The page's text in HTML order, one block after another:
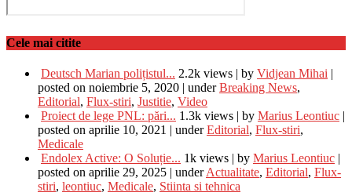
Cele mai citite
Deutsch Marian polițistul... 2.2k views | by Vidjean Mihai |
posted on noiembrie 5, 2020 | underBreaking News,
Editorial, Flux-stiri, Justitie, Video
Proiect de lege PNL: pări... 1.3k views | by Marius Leontiuc |
posted on aprilie 10, 2021 | underEditorial, Flux-stiri,
Medicale
Endolex Active: O Soluție... 1k views | by Marius Leontiuc |
posted on aprilie 29, 2025 | underActualitate, Editorial, Flux-
stiri, leontiuc, Medicale, Stiinta si tehnica